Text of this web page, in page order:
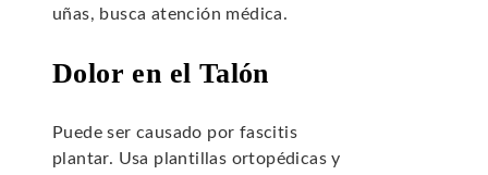
uñas, busca atención médica.
Dolor en el Talón
Puede ser causado por fascitis
plantar. Usa plantillas ortopédicas y